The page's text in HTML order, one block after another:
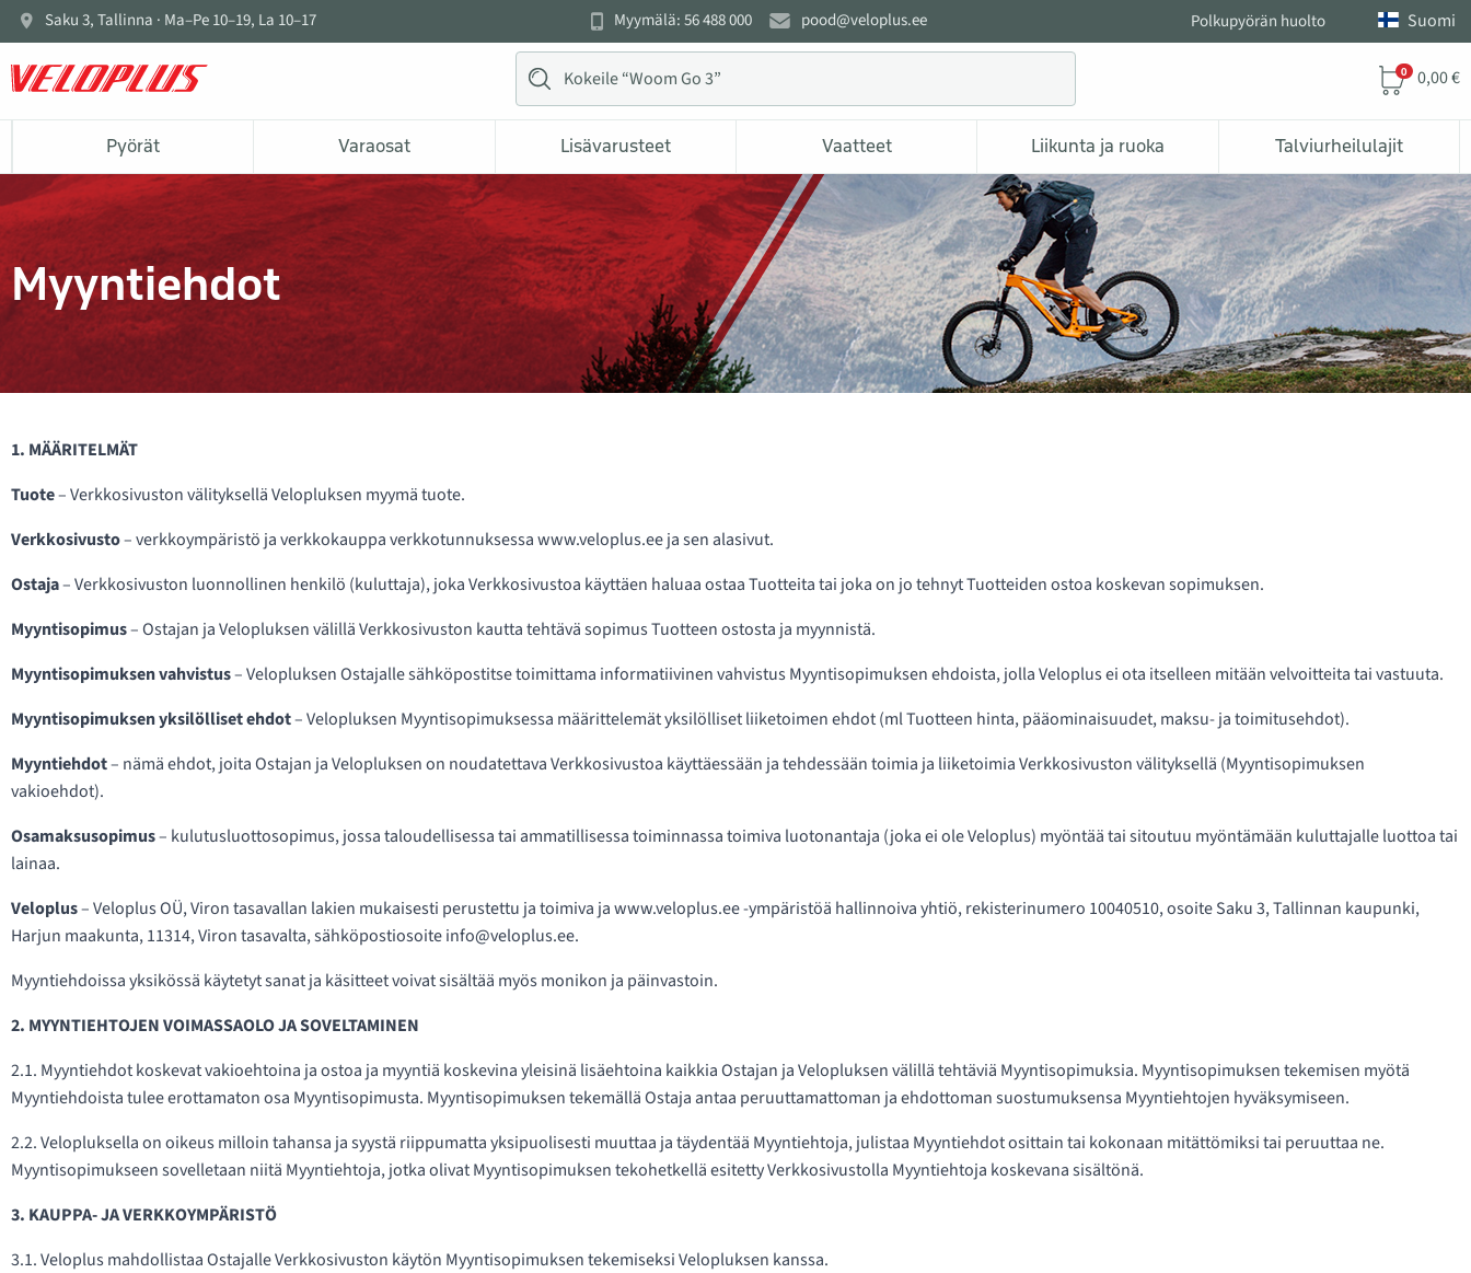
Saku 3, Tallinna · Ma–Pe 10–19, La 10–17 Myymälä: 56 488 000 pood@veloplus.ee Polkupyörän huolto Suomi
0 0,00 €
Pyörät Varaosat Lisävarusteet Vaatteet Liikunta ja ruoka Talviurheilulajit
Myyntiehdot
1. MÄÄRITELMÄT
Tuote– Verkkosivuston välityksellä Velopluksen myymä tuote.
Verkkosivusto– verkkoympäristö ja verkkokauppa verkkotunnuksessa www.veloplus.ee ja sen alasivut.
Ostaja– Verkkosivuston luonnollinen henkilö (kuluttaja), joka Verkkosivustoa käyttäen haluaa ostaa Tuotteita tai joka on jo tehnyt Tuotteiden ostoa koskevan sopimuksen.
Myyntisopimus– Ostajan ja Velopluksen välillä Verkkosivuston kautta tehtävä sopimus Tuotteen ostosta ja myynnistä.
Myyntisopimuksen vahvistus– Velopluksen Ostajalle sähköpostitse toimittama informatiivinen vahvistus Myyntisopimuksen ehdoista, jolla Veloplus ei ota itselleen mitään velvoitteita tai vastuuta.
Myyntisopimuksen yksilölliset ehdot– Velopluksen Myyntisopimuksessa määrittelemät yksilölliset liiketoimen ehdot (ml Tuotteen hinta, pääominaisuudet, maksu- ja toimitusehdot).
Myyntiehdot– nämä ehdot, joita Ostajan ja Velopluksen on noudatettava Verkkosivustoa käyttäessään ja tehdessään toimia ja liiketoimia Verkkosivuston välityksellä (Myyntisopimuksen
vakioehdot).
Osamaksusopimus– kulutusluottosopimus, jossa taloudellisessa tai ammatillisessa toiminnassa toimiva luotonantaja (joka ei ole Veloplus) myöntää tai sitoutuu myöntämään kuluttajalle luottoa tai
lainaa.
Veloplus– Veloplus OÜ, Viron tasavallan lakien mukaisesti perustettu ja toimiva ja www.veloplus.ee -ympäristöä hallinnoiva yhtiö, rekisterinumero 10040510, osoite Saku 3, Tallinnan kaupunki,
Harjun maakunta, 11314, Viron tasavalta, sähköpostiosoite info@veloplus.ee.
Myyntiehdoissa yksikössä käytetyt sanat ja käsitteet voivat sisältää myös monikon ja päinvastoin.
2. MYYNTIEHTOJEN VOIMASSAOLO JA SOVELTAMINEN
2.1. Myyntiehdot koskevat vakioehtoina ja ostoa ja myyntiä koskevina yleisinä lisäehtoina kaikkia Ostajan ja Velopluksen välillä tehtäviä Myyntisopimuksia. Myyntisopimuksen tekemisen myötä
Myyntiehdoista tulee erottamaton osa Myyntisopimusta. Myyntisopimuksen tekemällä Ostaja antaa peruuttamattoman ja ehdottoman suostumuksensa Myyntiehtojen hyväksymiseen.
2.2. Velopluksella on oikeus milloin tahansa ja syystä riippumatta yksipuolisesti muuttaa ja täydentää Myyntiehtoja, julistaa Myyntiehdot osittain tai kokonaan mitättömiksi tai peruuttaa ne.
Myyntisopimukseen sovelletaan niitä Myyntiehtoja, jotka olivat Myyntisopimuksen tekohetkellä esitetty Verkkosivustolla Myyntiehtoja koskevana sisältönä.
3. KAUPPA- JA VERKKOYMPÄRISTÖ
3.1. Veloplus mahdollistaa Ostajalle Verkkosivuston käytön Myyntisopimuksen tekemiseksi Velopluksen kanssa.